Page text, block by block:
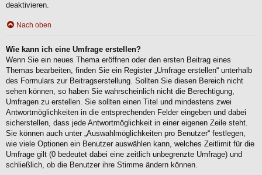
deaktivieren.
Nach oben
Wie kann ich eine Umfrage erstellen?
Wenn Sie ein neues Thema eröffnen oder den ersten Beitrag eines
Themas bearbeiten, finden Sie ein Register „Umfrage erstellen“ unterhalb
des Formulars zur Beitragserstellung. Sollten Sie diesen Bereich nicht
sehen können, so haben Sie wahrscheinlich nicht die Berechtigung,
Umfragen zu erstellen. Sie sollten einen Titel und mindestens zwei
Antwortmöglichkeiten in die entsprechenden Felder eingeben und dabei
sicherstellen, dass jede Antwortmöglichkeit in einer eigenen Zeile steht.
Sie können auch unter „Auswahlmöglichkeiten pro Benutzer“ festlegen,
wie viele Optionen ein Benutzer auswählen kann, welches Zeitlimit für die
Umfrage gilt (0 bedeutet dabei eine zeitlich unbegrenzte Umfrage) und
schließlich, ob die Benutzer ihre Stimme ändern können.